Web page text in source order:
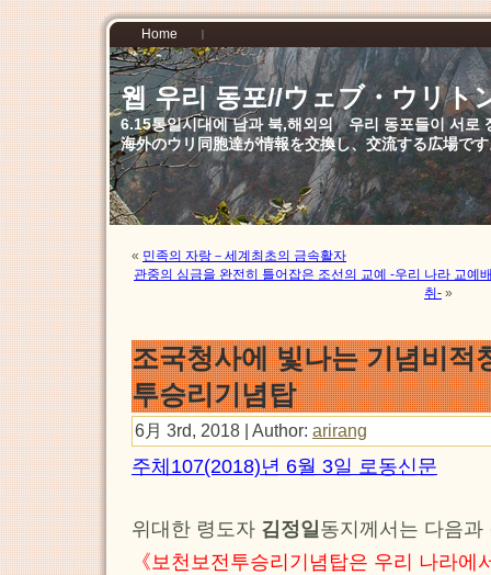
Home
웹 우리 동포//ウェブ・ウリト
6.15통일시대에 남과 북,해외의 우리 동포들이 서로
海外のウリ同胞達が情報を交換し、交流する広場で
« 민족의 자랑－세계최초의 금속활자
관중의 심금을 완전히 틀어잡은 조선의 교예 -우리 나라 교예
취- »
조국청사에 빛나는 기념비적
투승리기념탑
6月 3rd, 2018 | Author: arirang
주체107(2018)년 6월 3일 로동신문
위대한 령도자 김정일동지께서는 다음
《보천보전투승리기념탑은 우리 나라